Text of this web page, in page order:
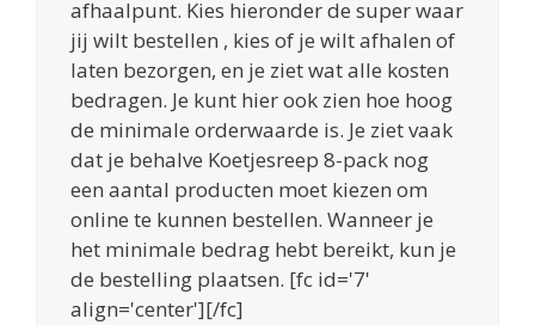
afhaalpunt. Kies hieronder de super waar
jij wilt bestellen , kies of je wilt afhalen of
laten bezorgen, en je ziet wat alle kosten
bedragen. Je kunt hier ook zien hoe hoog
de minimale orderwaarde is. Je ziet vaak
dat je behalve Koetjesreep 8-pack nog
een aantal producten moet kiezen om
online te kunnen bestellen. Wanneer je
het minimale bedrag hebt bereikt, kun je
de bestelling plaatsen. [fc id='7'
align='center'][/fc]